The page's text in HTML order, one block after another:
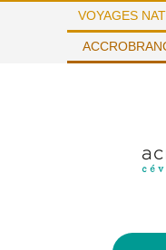
VOYAGES